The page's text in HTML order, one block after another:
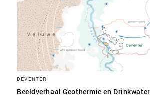
DEVENTER
Beeldverhaal Geothermie en Drinkwater